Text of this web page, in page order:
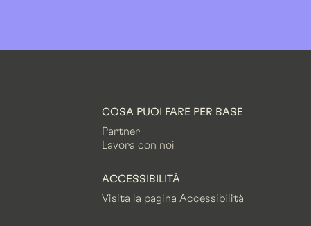
COSA PUOI FARE PER BASE
Partner
Lavora con noi
ACCESSIBILITÀ
Visita la pagina Accessibilità